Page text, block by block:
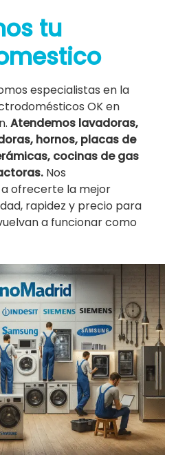
tu
especialistas en la
OK en
Atendemos lavadoras,
hornos, placas de
cocinas de gas
Nos
ofrecerte la mejor
rapidez y precio para
a funcionar como